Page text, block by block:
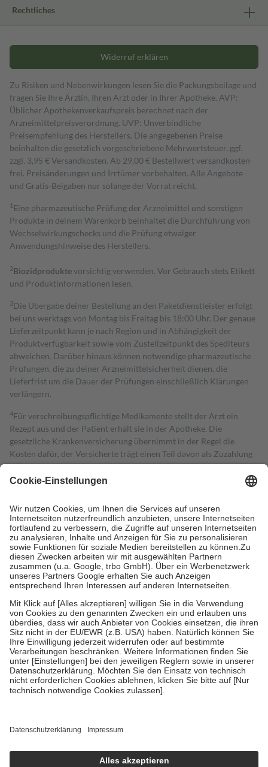
Rechtliches
Widerruf erklären
Zu Risiken und Nebenwirkungen lesen Sie die Packungsbeilage und
fragen Sie Ihre Ärztin, Ihren Arzt oder in Ihrer Apotheke. AVP:
Üblicher Apothekenverkaufspreis berechnet nach der
Arzneimittelpreisverordnung. UVP: Unverbindliche
Preisempfehlung des Herstellers. Die angegebenen Preise
beinhalten die gesetzlich vorgeschriebene Mehrwertsteuer, ggf.
zzgl. 3,95 € Versandkosten. Ab 29,00 € Bestell­wert versand­kosten­
frei. Preisänderungen und Irrtümer vorbehalten. Alle Angebote
und Gratis-Beigaben nur solange der Vorrat reicht.
1 Eine pharmazeutische Prüfung der Arzneimittel und sonstigen
Produkte in deinem Warenkorb beinhaltet die Durchführung von
Wechselwirkungschecks und die Prüfung etwaiger
Anwendungshinweise des Herstellers.
2Biozidproduktevorsichtig verwenden. Vor Gebrauch stets Etikett
und Produktinformationen lesen.
3Die Übergabe deiner Bestellung an den Paketdienstleister erfolgt
bei uns werktags von Montag bis Freitag bis 18:00 Uhr. Der genaue
Lieferzeitpunkt kann je nach Region und in Abhängigkeit der
Produktverfügbarkeit sowie vom Zustellzeitpunkt des Spediteurs
abweichen. Darüber hinaus können notwendige pharmazeutische
Prüfungen, die zu deiner Arzneimittelsicherheit dienen, die
Lieferfrist um die Dauer der Prüfungen einschließlich Klärungen
verlängern.
4Für verschreibungspflichtige Medikamente stellt der Arzt ein
Rezept aus und der Patient erhält sie in der Apotheke. Die
gesetzliche Krankenversicherung übernimmt in der Regel die
Kosten dafür, der Versicherte trägt einen Teil davon als Zuzahlung
mit.
Grundsätzlich leisten Mitglieder Zuzahlungen in Höhe von zehn
höchstens zehn Euro.
Es sind jedoch nie mehr als die tatsächlichen
Kosten der Leistung zu entrichten.
Diese Regeln gelten grundsätzlich auch für Online-Apotheken.
Bei Heilmitteln und häuslicher Krankenpflege beträgt die
Zuzahlung zehn Prozent der Kosten sowie zehn Euro je
Verordnung.
Um das Engagement der Versicherten für ihre eigene Gesundheit zu
stärken und die besondere Stellung der Familie zu unterstützen,
fallenkeine Zuzahlungenan bei:
• Kindern und Jugendlichen bis zum vollendeten 18. Lebensjahr
mit Ausnahme der Fahrkosten
• Untersuchungen zur Vorsorge und Früherkennung, die von der
GKV getragen werden
• empfohlenen Schutzimpfungen
• Harn- und Blutteststreifen
getroffen, um sicherzustellen, dass es sich um echte Bewertungen
https://help.etrusted.com/hc/de/articles/4419944605341